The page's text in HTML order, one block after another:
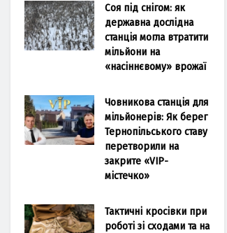
Соя під снігом: як
державна дослідна
станція могла втратити
мільйони на
«насіннєвому» врожаї
Човникова станція для
мільйонерів: Як берег
Тернопільського ставу
перетворили на
закрите «VIP-
містечко»
Тактичні кросівки при
роботі зі сходами та на